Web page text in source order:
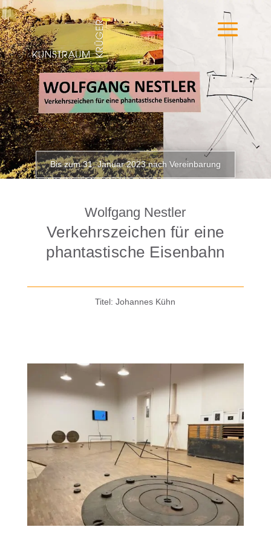
Bis zum 31. Januar 2023 nach Vereinbarung
Wolfgang Nestler
Verkehrszeichen für eine
phantastische Eisenbahn
Titel: Johannes Kühn